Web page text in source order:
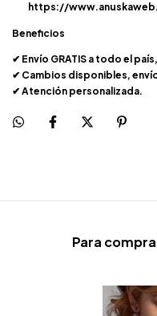
https://
Beneficios
✔ Envío GRATIS a todo el
✔ Cambios disponibles,
✔ Atención personalizada.
Para